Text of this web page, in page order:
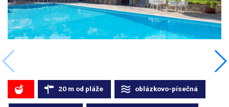
20 m od pláže oblázkovo-písečná